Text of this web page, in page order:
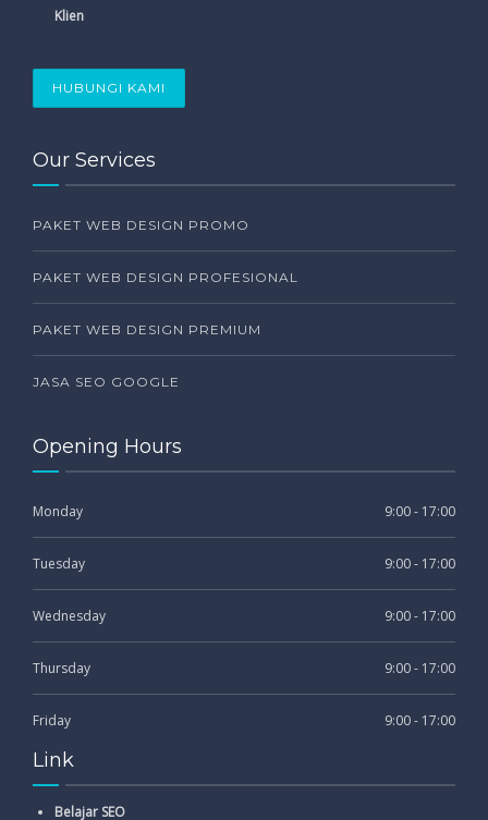
Klien
HUBUNGI KAMI
Our Services
PAKET WEB DESIGN PROMO
PAKET WEB DESIGN PROFESIONAL
PAKET WEB DESIGN PREMIUM
JASA SEO GOOGLE
Opening Hours
Monday 9:00 - 17:00
Tuesday 9:00 - 17:00
Wednesday 9:00 - 17:00
Thursday 9:00 - 17:00
Friday 9:00 - 17:00
Link
Belajar SEO